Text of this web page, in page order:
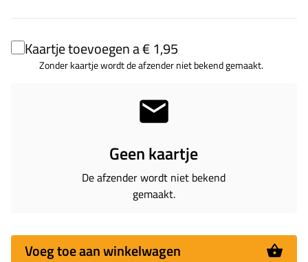
Kaartje toevoegen a € 1,95
Zonder kaartje wordt de afzender niet bekend gemaakt.
Geen kaartje
De afzender wordt niet bekend
gemaakt.
Voeg toe aan winkelwagen